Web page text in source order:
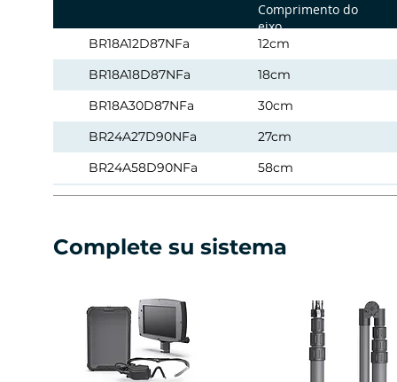
Comprimento do
eixo
BR18A12D87NFa
12cm
BR18A18D87NFa
18cm
BR18A30D87NFa
30cm
BR24A27D90NFa
27cm
BR24A58D90NFa
58cm
BR24A35S60NFa
35cm
Complete su sistema